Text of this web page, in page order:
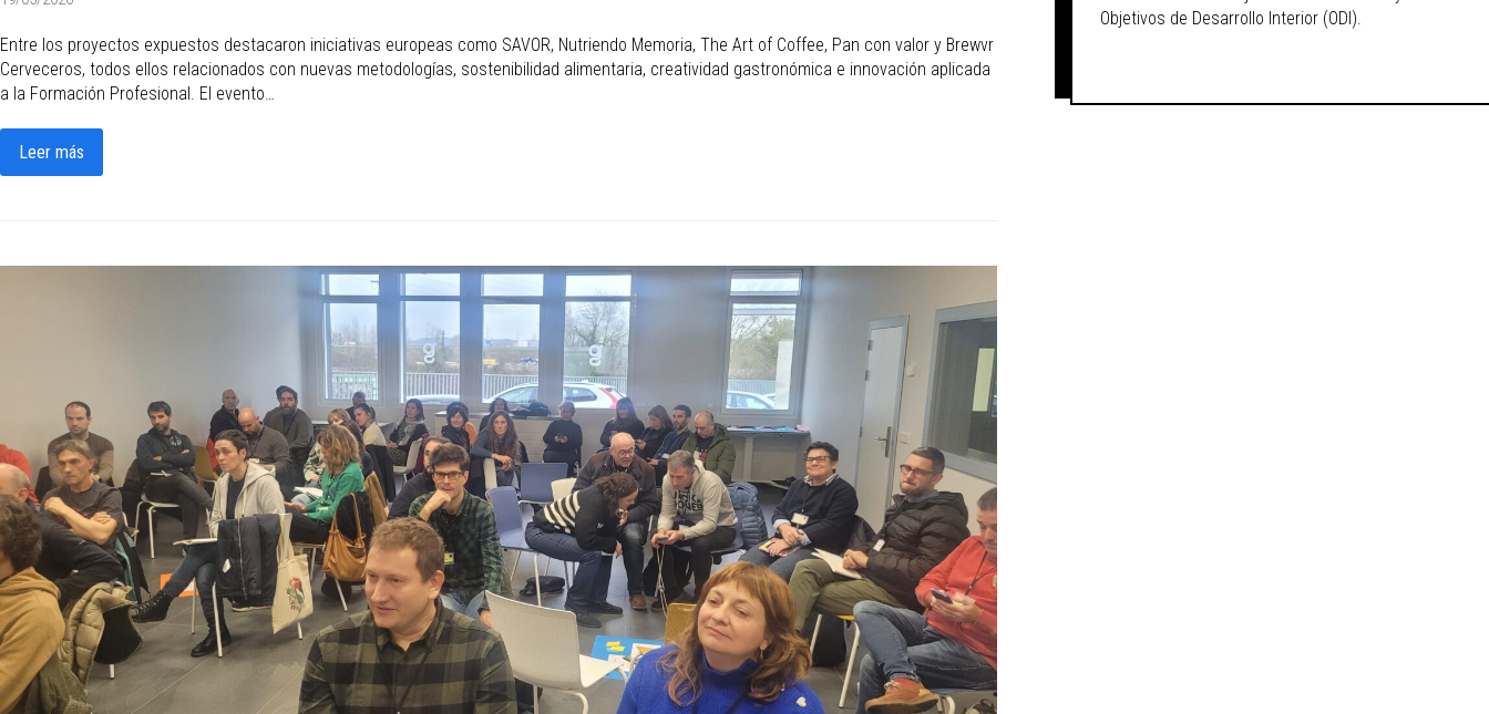
Entre los proyectos expuestos destacaron iniciativas europeas como SAVOR, Nutriendo Memoria, The Art of Coffee, Pan con valor y Brewvr
Cerveceros, todos ellos relacionados con nuevas metodologías, sostenibilidad alimentaria, creatividad gastronómica e innovación aplicada
a la Formación Profesional. El evento…
Leer más
Objetivos de Desarrollo Interior (ODI).